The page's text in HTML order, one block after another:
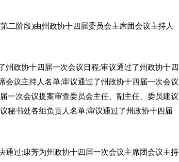
阶段)由州政协十四届委员会主席团会议主持人
政协十四届一次会议日程;审议通过了州政协十四
会议主持人名单;审议通过了州政协十四届一次会议
一次会议提案审查委员会主任、副主任、委员建议
秘书处各组负责人名单;审议通过了州政协十四届
过:康芳为州政协十四届一次会议主席团会议主持